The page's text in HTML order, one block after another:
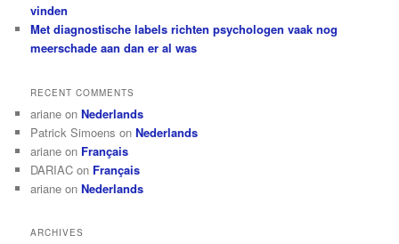
vinden
Met diagnostische labels richten psychologen vaak nog
meerschade aan dan er al was
RECENT COMMENTS
ariane onNederlands
Patrick Simoens onNederlands
ariane on Français
DARIAC on Français
ariane onNederlands
ARCHIVES